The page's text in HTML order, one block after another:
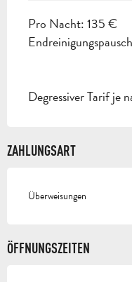
Pro Nacht: 135 €
Degressiver Tarif je
ZAHLUNGSART
Überweisungen
ÖFFNUNGSZEITEN